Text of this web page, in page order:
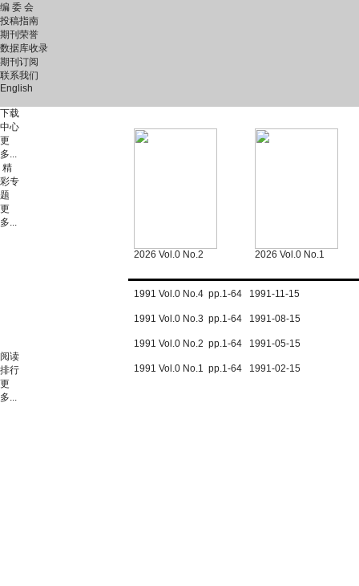
编 委 会
投稿指南
期刊荣誉
数据库收录
期刊订阅
联系我们
English
下载
中心
更
多...
精
彩专
题
更
多...
阅读
排行
更
多...
2026 Vol.0 No.2 2026 Vol.0 No.1
1991 Vol.0 No.4 pp.1-64 1991-11-15
1991 Vol.0 No.3 pp.1-64 1991-08-15
1991 Vol.0 No.2 pp.1-64 1991-05-15
1991 Vol.0 No.1 pp.1-64 1991-02-15